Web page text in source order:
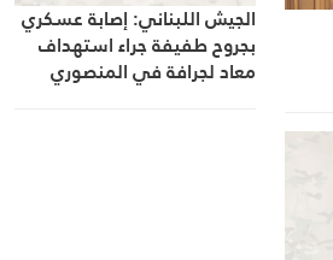
الجيش اللبناني: إصابة عسكري
بجروح طفيفة جراء استهداف
معاد لجرافة في المنصوري